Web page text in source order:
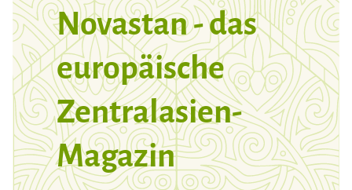
Novastan - das
europäische
Zentralasien-
Magazin